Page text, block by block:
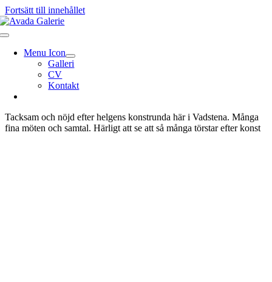
Fortsätt till innehållet
Menu Icon
Galleri
CV
Kontakt
Tacksam och nöjd efter helgens konstrunda här i Vadstena. Många
fina möten och samtal. Härligt att se att så många törstar efter konst